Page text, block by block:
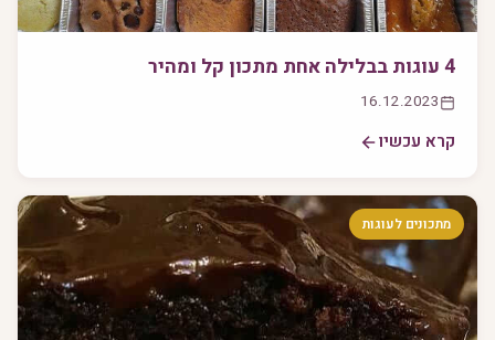
4 עוגות בבלילה אחת מתכון קל ומהיר
16.12.2023
קרא עכשיו
מתכונים לעוגות